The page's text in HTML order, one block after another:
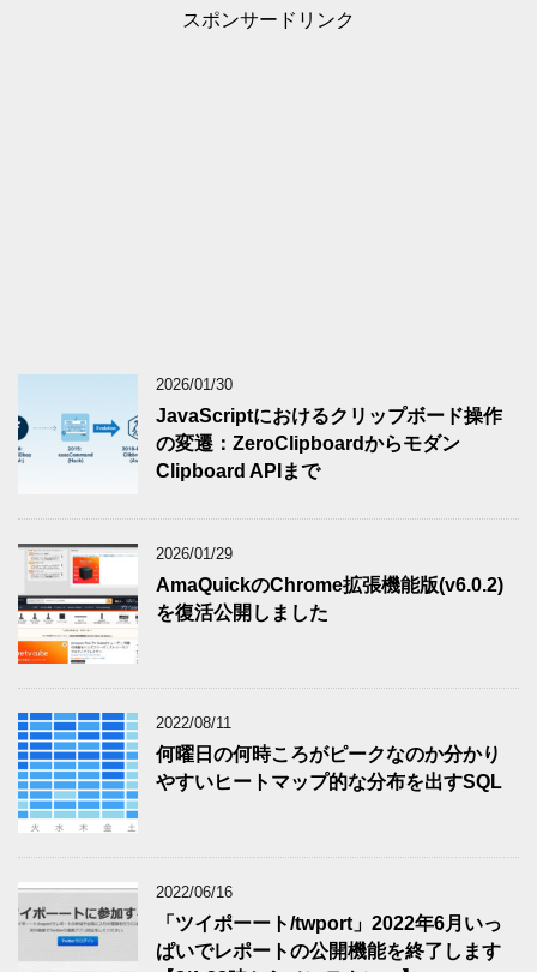
スポンサードリンク
2026/01/30
JavaScriptにおけるクリップボード操作
の変遷：ZeroClipboardからモダン
Clipboard APIまで
2026/01/29
AmaQuickのChrome拡張機能版(v6.0.2)
を復活公開しました
2022/08/11
何曜日の何時ころがピークなのか分かり
やすいヒートマップ的な分布を出すSQL
2022/06/16
「ツイポーート/twport」2022年6月いっ
ぱいでレポートの公開機能を終了します